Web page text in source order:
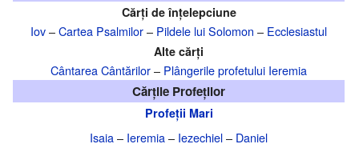
Cărți de înțelepciune
Iov–Cartea Psalmilor– Pildele lui Solomon – Ecclesiastul
Alte cărți
Cântarea Cântărilor– Plângerile profetului Ieremia
Cărțile Profeților
Profeții Mari
Isaia– Ieremia– Iezechiel– Daniel